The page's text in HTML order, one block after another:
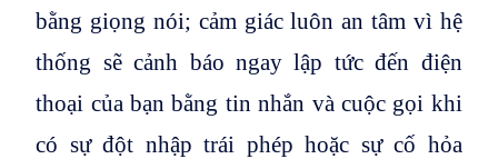
bằng giọng nói; cảm giác luôn an tâm vì hệ
thống sẽ cảnh báo ngay lập tức đến điện
thoại của bạn bằng tin nhắn và cuộc gọi khi
có sự đột nhập trái phép hoặc sự cố hỏa